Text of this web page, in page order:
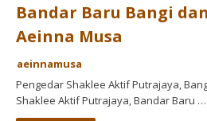
Bandar Baru Bangi
Aeinna Musa
aeinnamusa
Pengedar Shaklee Aktif Putrajaya,
Shaklee Aktif Putrajaya, Bandar Baru …